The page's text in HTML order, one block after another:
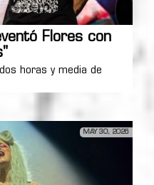
Flores con
horas y media de
MAY 30, 2026